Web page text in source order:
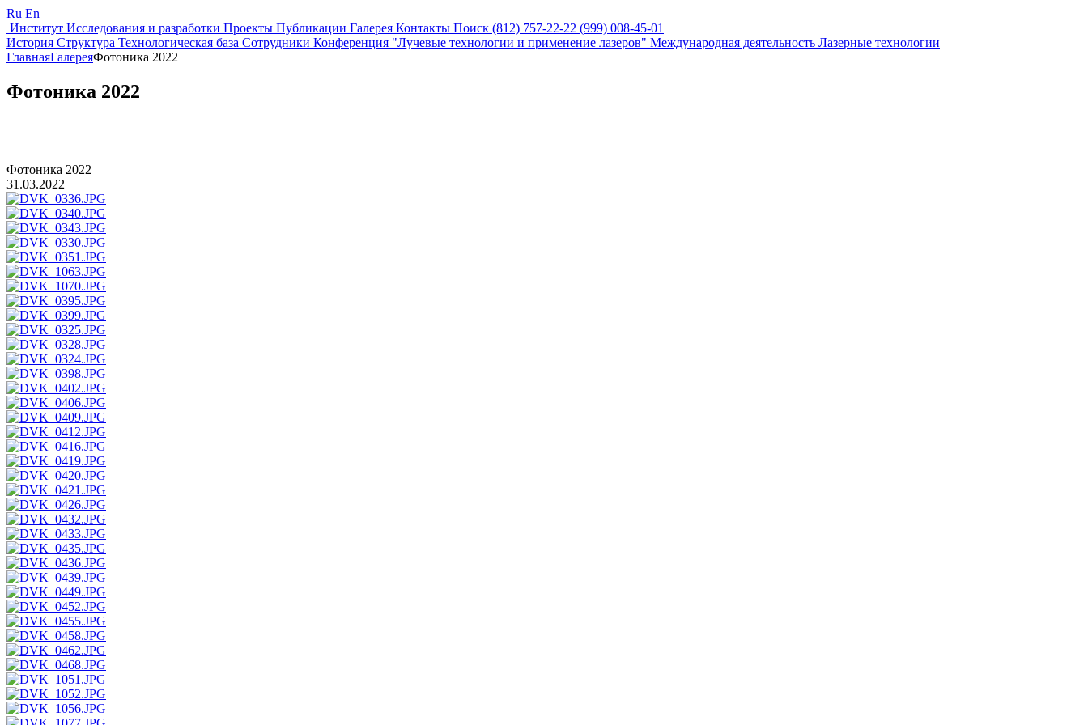
Ru En
Институт Исследования и разработки Проекты Публикации Галерея Контакты Поиск (812) 757-22-22 (999) 008-45-01
История Структура Технологическая база Сотрудники Конференция "Лучевые технологии и применение лазеров" Международная деятельность Лазерные технологии
ГлавнаяГалереяФотоника 2022
Фотоника 2022
Фотоника 2022
31.03.2022